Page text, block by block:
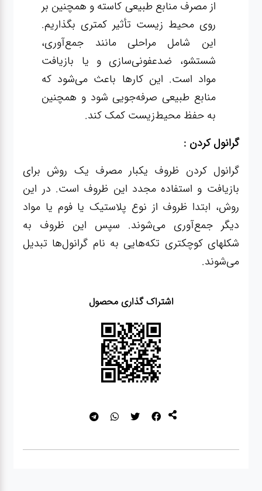
از مصرف منابع طبیعی کاسته و همچنین بر
روی محیط زیست تأثیر کمتری بگذاریم.
این شامل مراحلی مانند جمع‌آوری،
شستشو، ضدعفونی‌سازی و یا بازیافت
مواد است. این کارها باعث می‌شود که
منابع طبیعی صرفه‌جویی شود و همچنین
به حفظ محیط‌زیست کمک کند.
گرانول کردن :
گرانول کردن ظروف یکبار مصرف یک روش برای
بازیافت و استفاده مجدد این ظروف است. در این
روش، ابتدا ظروف از نوع پلاستیک یا فوم یا مواد
دیگر جمع‌آوری می‌شوند. سپس این ظروف به
شکلهای کوچکتری تکه‌هایی به نام گرانول‌ها تبدیل
می‌شوند.
اشتراک گذاری محصول